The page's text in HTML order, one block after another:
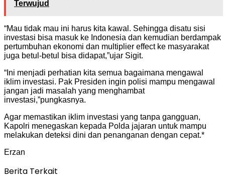
Terwujud
“Mau tidak mau ini harus kita kawal. Sehingga disatu sisi
investasi bisa masuk ke Indonesia dan kemudian berdampak
pertumbuhan ekonomi dan multiplier effect ke masyarakat
juga betul-betul bisa didapat,”ujar Sigit.
“Ini menjadi perhatian kita semua bagaimana mengawal
iklim investasi. Pak Presiden ingin polisi mampu mengawal
jangan jadi masalah yang menghambat
investasi,”pungkasnya.
Agar memastikan iklim investasi yang tanpa gangguan,
Kapolri menegaskan kepada Polda jajaran untuk mampu
melakukan deteksi dini dan penanganan dengan cepat.*
Erzan
Berita Terkait